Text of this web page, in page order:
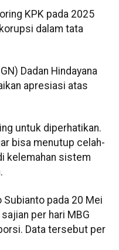
KPK pada 2025
dalam tata
Dadan Hindayana
apresiasi atas
untuk diperhatikan.
bisa menutup celah-
kelemahan sistem
pada 20 Mei
per hari MBG
Data tersebut per